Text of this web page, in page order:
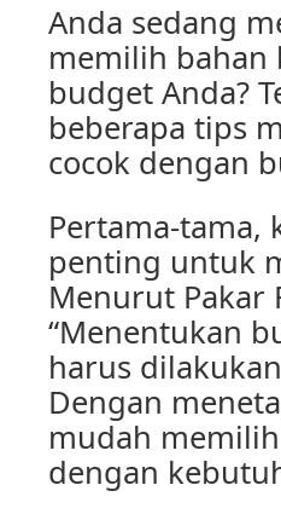
Anda sedang
memilih bahan
budget Anda?
beberapa tips
cocok dengan
Pertama-tama,
penting untuk
Menurut Pakar
“Menentukan
harus
Dengan
mudah
dengan